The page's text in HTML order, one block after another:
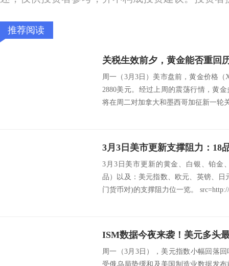
推荐阅读
关税生效前夕，黄金能否重回
周一（3月3日）美市盘前，黄金价格
2880美元。经过上周的震荡行情，黄
将在周二对加拿大和墨西哥加征新一轮
3月3日美市更新的黄金、白银、铂金
品）以及：美元指数、欧元、英镑、
门货币对)的支撑阻力位一览。
ISM数据今夜来袭！美元多头
周一（3月3日），美元指数小幅回落
受俄乌局势缓和及美国制造业数据发